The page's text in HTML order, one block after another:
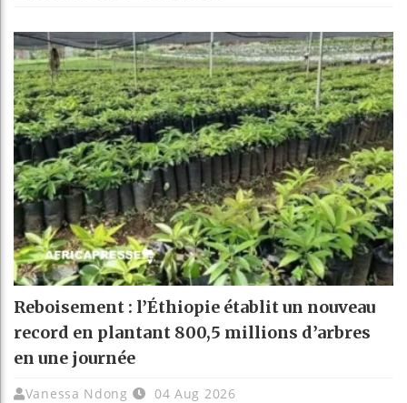
Reboisement : l’Éthiopie établit un nouveau
record en plantant 800,5 millions d’arbres
en une journée
Vanessa Ndong 04 Aug 2026